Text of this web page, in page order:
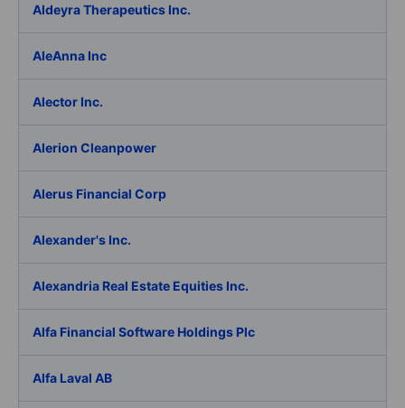
Aldeyra Therapeutics Inc.
AleAnna Inc
Alector Inc.
Alerion Cleanpower
Alerus Financial Corp
Alexander's Inc.
Alexandria Real Estate Equities Inc.
Alfa Financial Software Holdings Plc
Alfa Laval AB